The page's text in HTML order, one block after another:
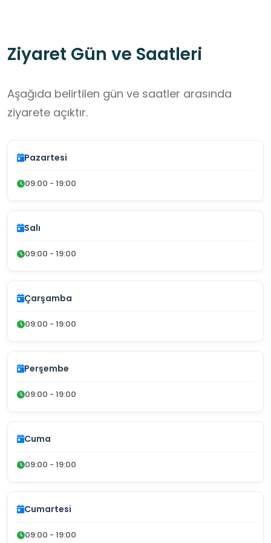
Ziyaret Gün ve Saatleri
Aşağıda belirtilen gün ve saatler arasında
ziyarete açıktır.
Pazartesi
09:00 - 19:00
Salı
09:00 - 19:00
Çarşamba
09:00 - 19:00
Perşembe
09:00 - 19:00
Cuma
09:00 - 19:00
Cumartesi
09:00 - 19:00